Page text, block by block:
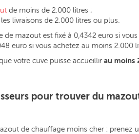
de moins de 2.000 litres ;
livraisons de 2.000 litres ou plus.
mazout est fixé à 0,4342 euro si vous
euro si vous achetez au moins 2.000
votre cuve puisse accueillir au moins
pour trouver du
de chauffage moins cher : prenez